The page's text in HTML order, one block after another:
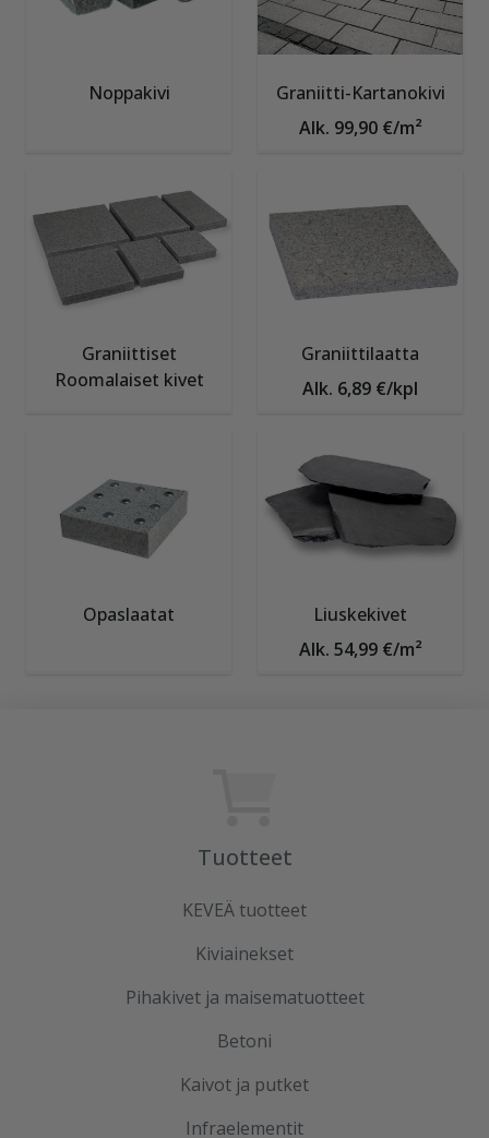
Noppakivi
Graniitti-Kartanokivi
Alk. 99,90 €/m²
Graniittiset
Roomalaiset kivet
Graniittilaatta
Alk. 6,89 €/kpl
Opaslaatat
Liuskekivet
Alk. 54,99 €/m²
Tuotteet
KEVEÄ tuotteet
Kiviainekset
Pihakivet ja maisematuotteet
Betoni
Kaivot ja putket
Infraelementit